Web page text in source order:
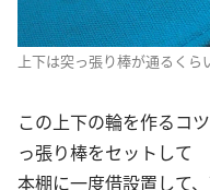
上下は突っ張り棒が通るくら
この上下の輪を作るコ
っ張り棒をセットして
本棚に一度借設置して